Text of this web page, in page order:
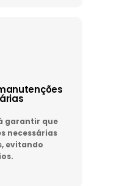
garantir que
necessárias
evitando